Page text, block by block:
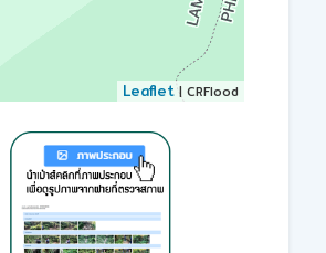
Leaflet| CRFlood